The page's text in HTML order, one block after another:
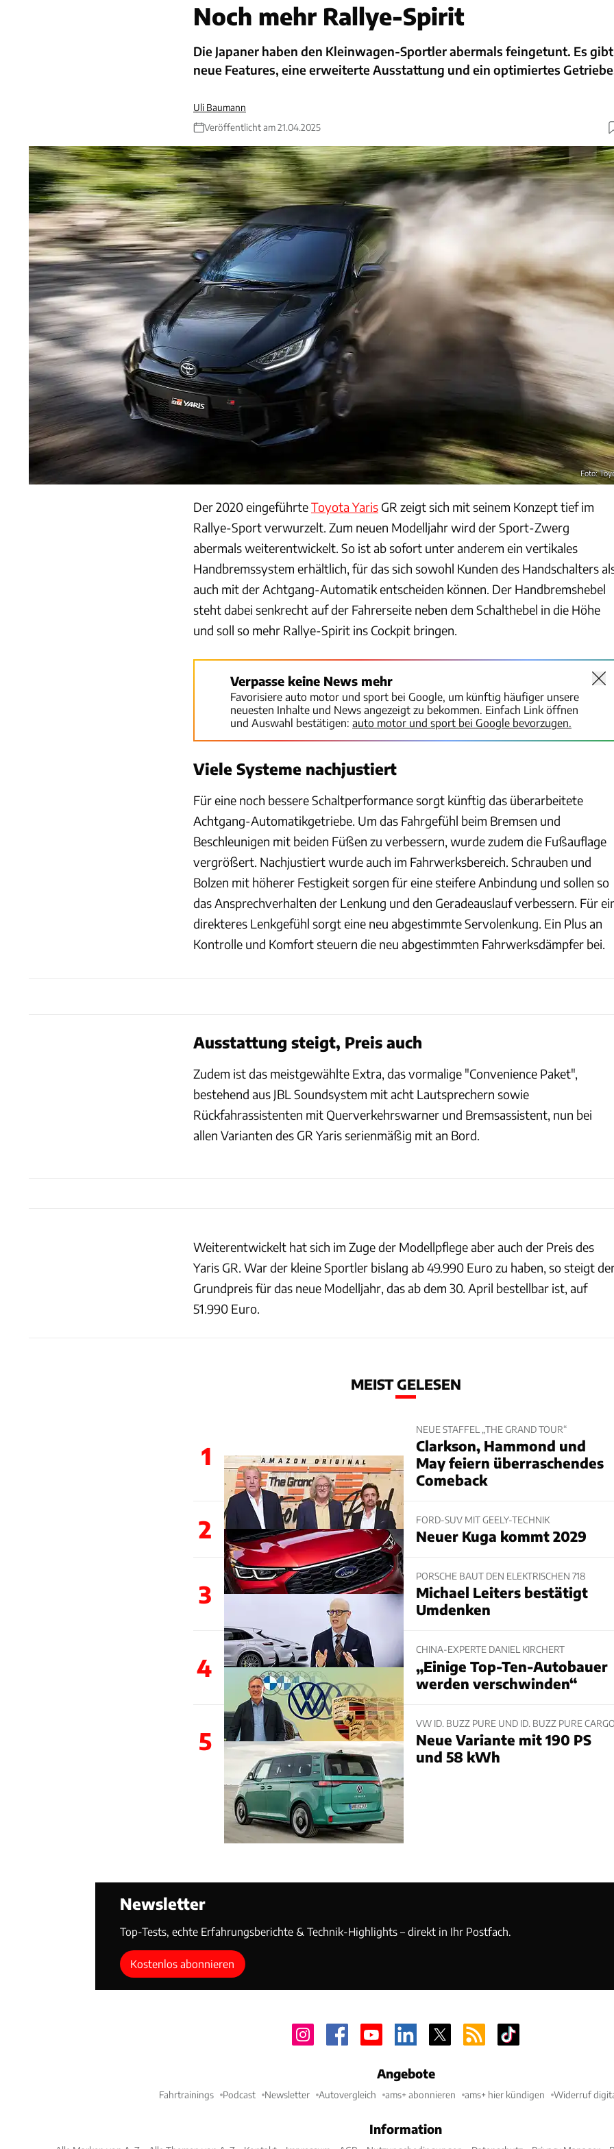
Noch mehr Rallye-Spirit
Die Japaner haben den Kleinwagen-Sportler abermals feingetunt. Es gibt
neue Features, eine erweiterte Ausstattung und ein optimiertes
Uli Baumann
Veröffentlicht am 21.04.2025
Foto:
Der 2020 eingeführteToyota Yaris GR zeigt sich mit seinem Konzept tief im
Rallye-Sport verwurzelt. Zum neuen Modelljahr wird der Sport-Zwerg
abermals weiterentwickelt. So ist ab sofort unter anderem ein vertikales
Handbremssystem erhältlich, für das sich sowohl Kunden des Handschalters
auch mit der Achtgang-Automatik entscheiden können. Der Handbremshebel
steht dabei senkrecht auf der Fahrerseite neben dem Schalthebel in die Höhe
und soll so mehr Rallye-Spirit ins Cockpit bringen.
Verpasse keine News mehr
Favorisiere auto motor und sport bei Google, um künftig häufiger unsere
neuesten Inhalte und News angezeigt zu bekommen. Einfach Link öffnen
und Auswahl bestätigen: auto motor und sport bei Google bevorzugen.
Viele Systeme nachjustiert
Für eine noch bessere Schaltperformance sorgt künftig das überarbeitete
Achtgang-Automatikgetriebe. Um das Fahrgefühl beim Bremsen und
Beschleunigen mit beiden Füßen zu verbessern, wurde zudem die Fußauflage
vergrößert. Nachjustiert wurde auch im Fahrwerksbereich. Schrauben und
Bolzen mit höherer Festigkeit sorgen für eine steifere Anbindung und sollen so
das Ansprechverhalten der Lenkung und den Geradeauslauf verbessern. Für
direkteres Lenkgefühl sorgt eine neu abgestimmte Servolenkung. Ein Plus an
Kontrolle und Komfort steuern die neu abgestimmten Fahrwerksdämpfer bei.
Ausstattung steigt, Preis auch
Zudem ist das meistgewählte Extra, das vormalige "Convenience Paket",
bestehend aus JBL Soundsystem mit acht Lautsprechern sowie
Rückfahrassistenten mit Querverkehrswarner und Bremsassistent, nun bei
allen Varianten des GR Yaris serienmäßig mit an Bord.
Weiterentwickelt hat sich im Zuge der Modellpflege aber auch der Preis des
Yaris GR. War der kleine Sportler bislang ab 49.990 Euro zu haben, so steigt
Grundpreis für das neue Modelljahr, das ab dem 30. April bestellbar ist, auf
51.990 Euro.
MEIST GELESEN
1
NEUE STAFFEL „THE GRAND TOUR“
Clarkson, Hammond und
May feiern überraschendes
Comeback
2 FORD-SUV MIT GEELY-TECHNIK
Neuer Kuga kommt 2029
3
PORSCHE BAUT DEN ELEKTRISCHEN 718
Michael Leiters bestätigt
Umdenken
4
CHINA-EXPERTE DANIEL KIRCHERT
„Einige Top-Ten-Autobauer
werden verschwinden“
5
VW ID. BUZZ PURE UND ID. BUZZ PURE
Neue Variante mit 190 PS
und 58 kWh
Newsletter
Top-Tests, echte Erfahrungsberichte & Technik-Highlights – direkt in Ihr Postfach.
Kostenlos abonnieren
Angebote
Fahrtrainings Podcast Newsletter Autovergleich ams+ abonnieren ams+ hier kündigen Widerruf
Information